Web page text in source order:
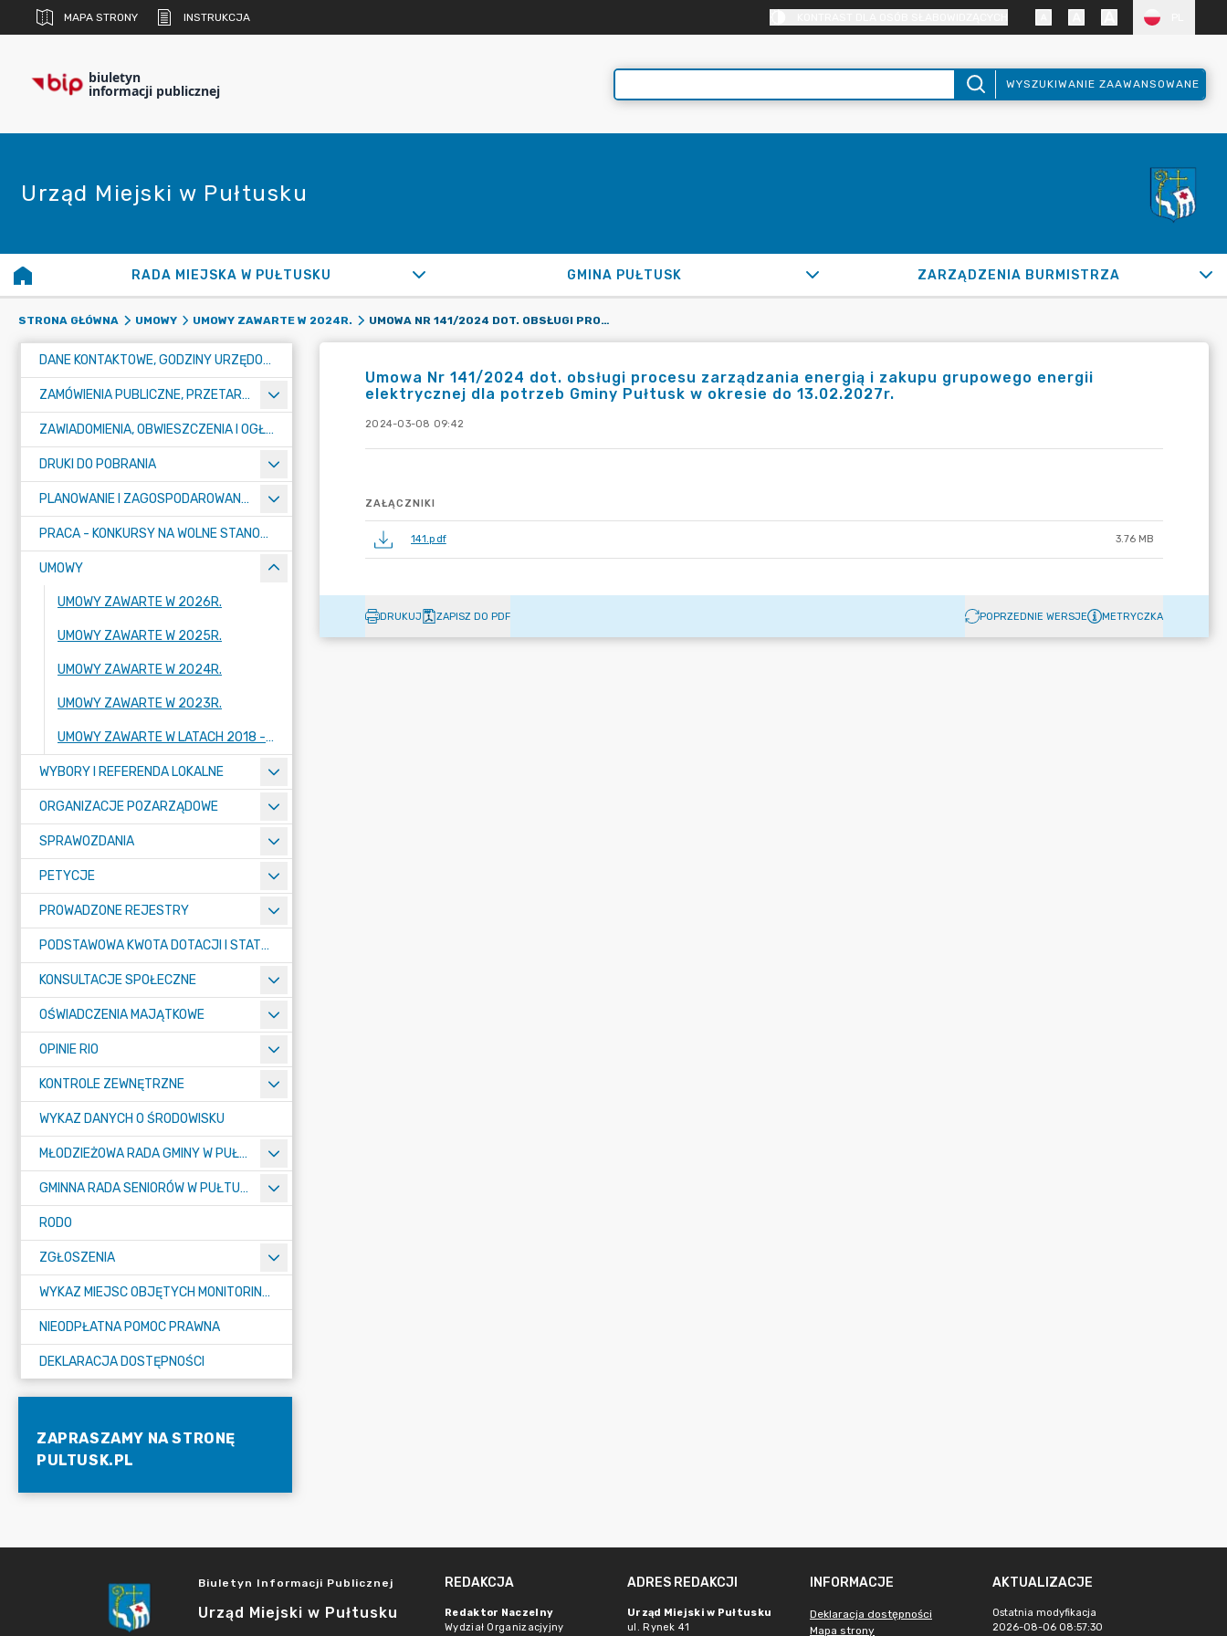
MAPA STRONY INSTRUKCJA
biuletyn
informacji publicznej WYSZUKIWANIE ZAAWANSOWANE
Urząd Miejski w Pułtusku
RADA MIEJSKA W PUŁTUSKU GMINA PUŁTUSK ZARZĄDZENIA BURMISTRZA
STRONA GŁÓWNA UMOWY UMOWY ZAWARTE W 2024R. UMOWA NR 141/2024 DOT. OBSŁUGI PROCESU ZARZĄDZANIA ENERGIĄ I ZAKUPU GRUPOWEGO ENERGII ELEKTRYCZNEJ DLA POTRZEB GMINY PUŁTUSK W OKRESIE DO 13.02.2027R.
DANE KONTAKTOWE, GODZINY URZĘDOWANIA I NUMER KONTA BANKOWEGO
ZAMÓWIENIA PUBLICZNE, PRZETARGI, KONKURSY
ZAWIADOMIENIA, OBWIESZCZENIA I OGŁOSZENIA
DRUKI DO POBRANIA
PLANOWANIE I ZAGOSPODAROWANIE PRZESTRZENNE
PRACA - KONKURSY NA WOLNE STANOWISKA
UMOWY
UMOWY ZAWARTE W 2026R.
UMOWY ZAWARTE W 2025R.
UMOWY ZAWARTE W 2024R.
UMOWY ZAWARTE W 2023R.
UMOWY ZAWARTE W LATACH 2018 - 2022
WYBORY I REFERENDA LOKALNE
ORGANIZACJE POZARZĄDOWE
SPRAWOZDANIA
PETYCJE
PROWADZONE REJESTRY
PODSTAWOWA KWOTA DOTACJI I STATYSTYCZNA LICZBA UCZNIÓW
KONSULTACJE SPOŁECZNE
OŚWIADCZENIA MAJĄTKOWE
OPINIE RIO
KONTROLE ZEWNĘTRZNE
WYKAZ DANYCH O ŚRODOWISKU
MŁODZIEŻOWA RADA GMINY W PUŁTUSKU
GMINNA RADA SENIORÓW W PUŁTUSKU
RODO
ZGŁOSZENIA
WYKAZ MIEJSC OBJĘTYCH MONITORINGIEM
NIEODPŁATNA POMOC PRAWNA
DEKLARACJA DOSTĘPNOŚCI
ZAPRASZAMY NA STRONĘ
PULTUSK.PL
Umowa Nr 141/2024 dot. obsługi procesu zarządzania energią i zakupu grupowego energii
elektrycznej dla potrzeb Gminy Pułtusk w okresie do 13.02.2027r.
2024-03-08 09:42
ZAŁĄCZNIKI
141.pdf 3.76 MB
DRUKUJ ZAPISZ DO PDF POPRZEDNIE WERSJE METRYCZKA
Biuletyn Informacji Publicznej
Urząd Miejski w Pułtusku
REDAKCJA
Redaktor Naczelny
Wydział Organizacjyjny
ADRES REDAKCJI
Urząd Miejski w Pułtusku
ul. Rynek 41
INFORMACJE
Deklaracja dostępności
Mapa strony
AKTUALIZACJE
Ostatnia modyfikacja
2026-08-06 08:57:30